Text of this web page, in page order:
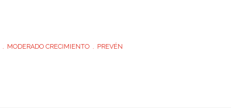
MODERADO CRECIMIENTO PREVÉN